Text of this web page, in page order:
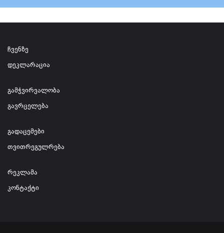
ჩვენზე
დეკლარაცია
გამჭვირვალობა
გავრცელება
გადაცემები
თვითრეგულრება
რეკლამა
კონტაქტი